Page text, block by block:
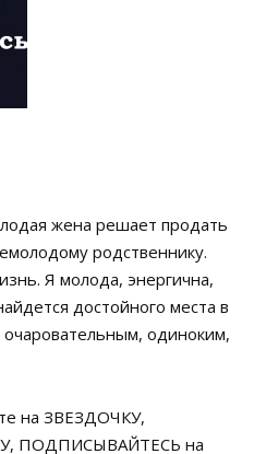
жена решает продать
родственнику.
Я молода, энергична,
достойного места в
одиноким,
на ЗВЕЗДОЧКУ,
ПОДПИСЫВАЙТЕСЬ на